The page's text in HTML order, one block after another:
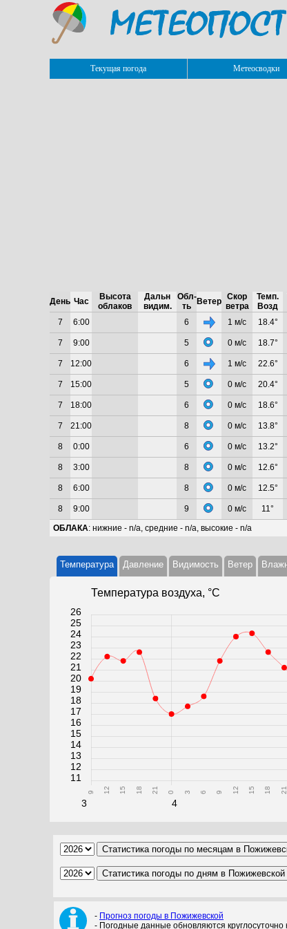
Текущая погода Метеосводки
День Час
Высота
облаков
Дальн
видим.
Обл-
ть
Ветер Скор
ветра
Темп.
Возд
7
6:00 6 1 м/с 18.4°
7 9:00 5 0 м/с 18.7°
7 12:00 6 1 м/с 22.6°
7 15:00 5 0 м/с 20.4°
7 18:00 6 0 м/с 18.6°
7 21:00 8 0 м/с 13.8°
8 0:00 6 0 м/с 13.2°
8 3:00 8 0 м/с 12.6°
8 6:00 8 0 м/с 12.5°
8 9:00 9 0 м/с 11°
ОБЛАКА: нижние - n/a, средние - n/a, высокие - n/a
Температура Давление Видимость Ветер
Температура воздуха, °C
3
9 12 15 18 21
4
0 3 6 9 12 15 18 21
11
12
13
14
15
16
17
18
19
20
21
22
23
24
25
26
- Прогноз погоды в Пожижевской
- Погодные данные обновляются круглосуточно